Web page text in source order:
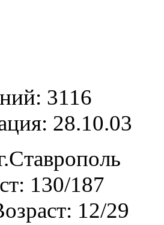
3116
28.10.03
130/187
12/29